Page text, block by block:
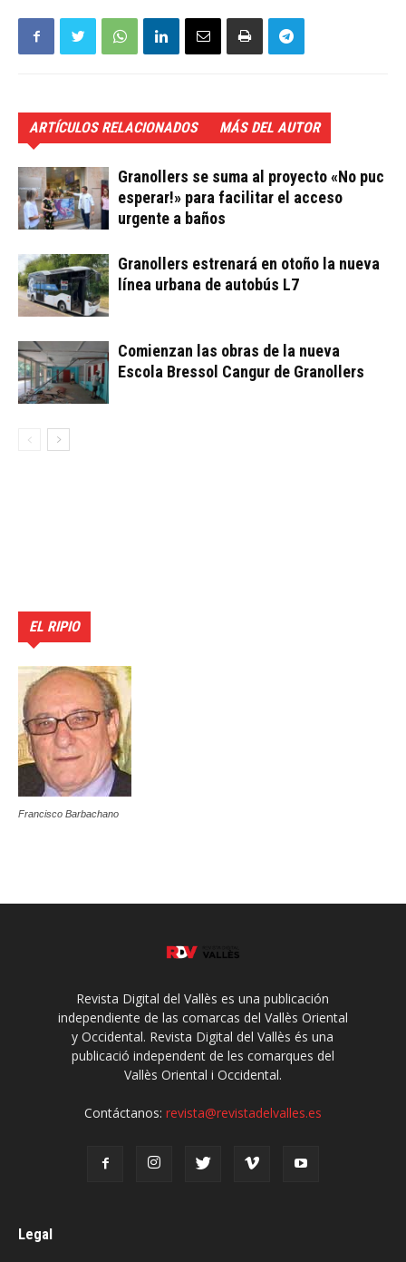
ARTÍCULOS RELACIONADOS MÁS DEL AUTOR
Granollers se suma al proyecto «No puc
esperar!» para facilitar el acceso
urgente a baños
Granollers estrenará en otoño la nueva
línea urbana de autobús L7
Comienzan las obras de la nueva
Escola Bressol Cangur de Granollers
EL RIPIO
Francisco Barbachano
Revista Digital del Vallès es una publicación
independiente de las comarcas del Vallès Oriental
y Occidental. Revista Digital del Vallès és una
publicació independent de les comarques del
Vallès Oriental i Occidental.
Contáctanos: revista@revistadelvalles.es
Legal